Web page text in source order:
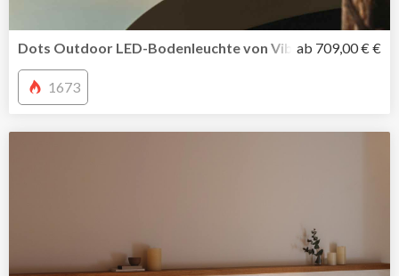
Dots Outdoor LED-Bodenleuchte von Vibia inszeniert
ab 709,00 € €
1673